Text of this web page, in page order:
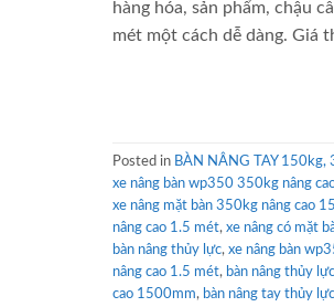
hàng hóa, sản phẩm, chậu
mét một cách dễ dàng. Giá
Posted in BÀN NÂNG TAY
xe nâng bàn wp350 350kg nâng
xe nâng mặt bàn 350kg nâng cao
nâng cao 1.5 mét, xe nâng có mặt
bàn nâng thủy lực, xe nâng bàn
nâng cao 1.5 mét, bàn nâng thủy
cao 1500mm, bàn nâng tay thủy